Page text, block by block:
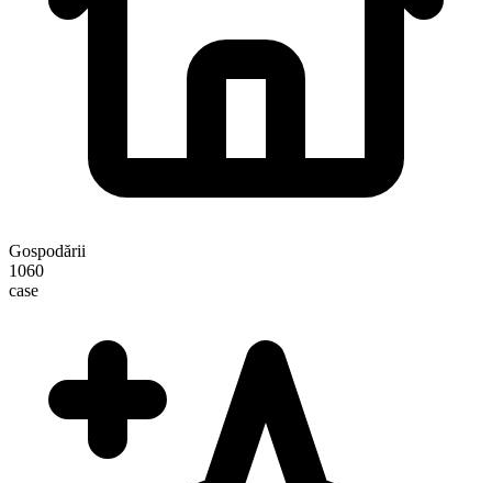
Gospodării
1060
case